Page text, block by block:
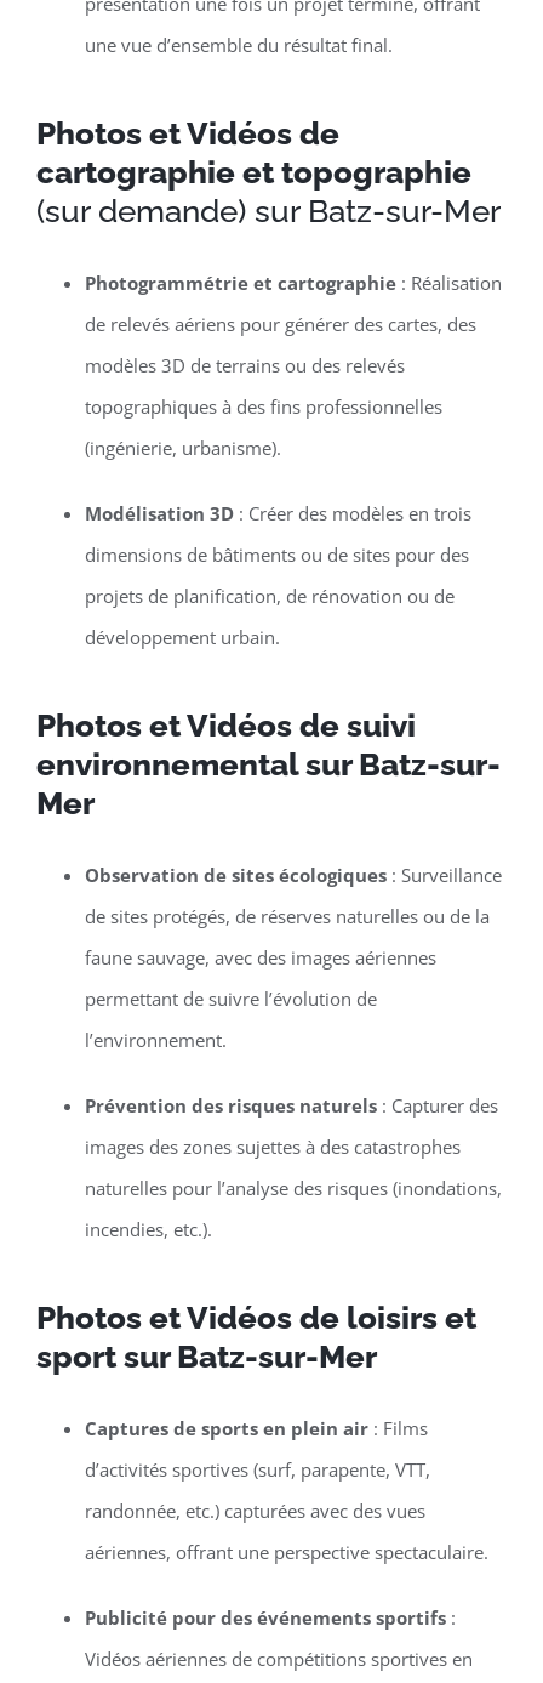
une vue d’ensemble du résultat final.
Photos et Vidéos de
cartographie et topographie
(sur demande) sur Batz-sur-Mer
Photogrammétrie et cartographie: Réalisation
de relevés aériens pour générer des cartes, des
modèles 3D de terrains ou des relevés
topographiques à des fins professionnelles
(ingénierie, urbanisme).
Modélisation 3D: Créer des modèles en trois
dimensions de bâtiments ou de sites pour des
projets de planification, de rénovation ou de
développement urbain.
Photos et Vidéos de suivi
environnemental sur Batz-sur-
Mer
Observation de sites écologiques: Surveillance
de sites protégés, de réserves naturelles ou de la
faune sauvage, avec des images aériennes
permettant de suivre l’évolution de
l’environnement.
Prévention des risques naturels: Capturer des
images des zones sujettes à des catastrophes
naturelles pour l’analyse des risques (inondations,
incendies, etc.).
Photos et Vidéos de loisirs et
sport sur Batz-sur-Mer
Captures de sports en plein air: Films
d’activités sportives (surf, parapente, VTT,
randonnée, etc.) capturées avec des vues
aériennes, offrant une perspective spectaculaire.
Publicité pour des événements sportifs:
Vidéos aériennes de compétitions sportives en